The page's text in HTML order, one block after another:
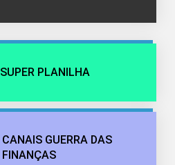
SUPER PLANILHA
CANAIS GUERRA DAS
FINANÇAS